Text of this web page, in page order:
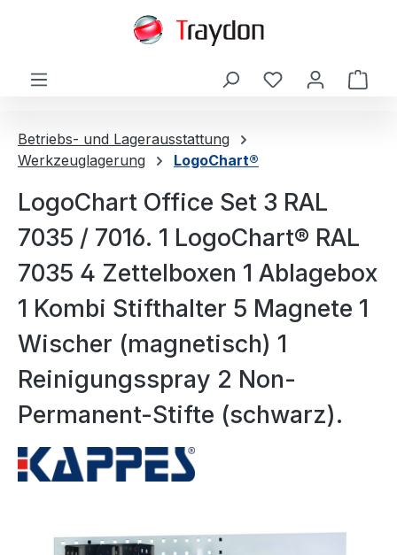
Betriebs- und Lagerausstattung
Werkzeuglagerung
LogoChart®
LogoChart Office Set 3 RAL
7035 / 7016. 1 LogoChart® RAL
7035 4 Zettelboxen 1 Ablagebox
1 Kombi Stifthalter 5 Magnete 1
Wischer (magnetisch) 1
Reinigungsspray 2 Non-
Permanent-Stifte (schwarz).